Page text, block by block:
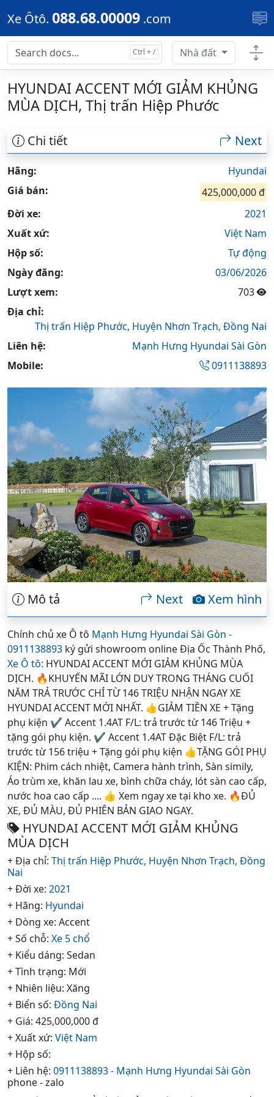
Skip to main content
Xe Ôtô. 088.68.00009 .com
Nhà đất
HYUNDAI ACCENT MỚI GIẢM KHỦNG
MÙA DỊCH, Thị trấn Hiệp Phước
Chi tiết Next
Hãng:
Hyundai
Giá bán:
425,000,000 đ
Đời xe:
2021
Xuất xứ:
Việt Nam
Hộp số:
Tự động
Ngày đăng:
03/06/2026
Lượt xem:
703
Địa chỉ:
Thị trấn Hiệp Phước, Huyện Nhơn Trạch, Đồng Nai
Liên hệ:
Mạnh Hưng Hyundai Sài Gòn
Mobile:
0911138893
Mô tả Xem hình
Next
Chính chủ xe Ô tô Mạnh Hưng Hyundai Sài Gòn -
0911138893 ký gửi showroom online Địa Ốc Thành Phố,
Xe Ô tô: HYUNDAI ACCENT MỚI GIẢM KHỦNG MÙA
DỊCH. 🔥KHUYẾN MÃI LỚN DUY TRONG THÁNG CUỐI
NĂM TRẢ TRƯỚC CHỈ TỪ 146 TRIỆU NHẬN NGAY XE
HYUNDAI ACCENT MỚI NHẤT. 👍GIẢM TIỀN XE + Tặng
phụ kiện ✔️ Accent 1.4AT F/L: trả trước từ 146 Triệu +
tặng gói phụ kiện. ✔️ Accent 1.4AT Đặc Biệt F/L: trả
trước từ 156 triệu + Tặng gói phụ kiện 👍TẶNG GÓI PHỤ
KIỆN: Phim cách nhiệt, Camera hành trình, Sàn simily,
Áo trùm xe, khăn lau xe, bình chữa cháy, lót sàn cao cấp,
nước hoa cao cấp .... 👍 Xem ngay xe tại kho xe. 🔥ĐỦ
XE, ĐỦ MÀU, ĐỦ PHIÊN BẢN GIAO NGAY.
HYUNDAI ACCENT MỚI GIẢM KHỦNG
MÙA DỊCH
+ Địa chỉ: Thị trấn Hiệp Phước, Huyện Nhơn Trạch, Đồng
Nai
+ Đời xe: 2021
+ Hãng: Hyundai
+ Dòng xe: Accent
+ Số chỗ: Xe 5 chổ
+ Kiểu dáng: Sedan
+ Tình trạng: Mới
+ Nhiên liệu: Xăng
+ Biển số: Đồng Nai
+ Giá: 425,000,000 đ
+ Xuất xứ: Việt Nam
+ Hộp số:
+ Liên hệ: 0911138893 - Mạnh Hưng Hyundai Sài Gòn
phone - zalo